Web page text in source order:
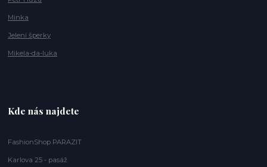
Minka
Jelení šperky
Mikela-da-luka
Kde nás najdete
FashionShop PARAZIT
Karlova 25 - pasáž